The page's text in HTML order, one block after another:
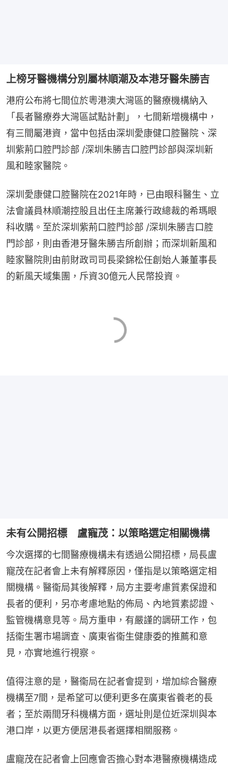
上榜牙醫機構分別屬林順潮及本港牙醫朱勝吉
港府公布將七間位於粵港澳大灣區的醫療機構納入
「長者醫療券大灣區試點計劃」，七間新增機構中，
有三間屬港資，當中包括由深圳愛康健口腔醫院、深
圳紫荊口腔門診部 /深圳朱勝吉口腔門診部與深圳新
風和睦家醫院。
深圳愛康健口腔醫院在2021年時，已由眼科醫生、立
法會議員林順潮控股且出任主席兼行政總裁的希瑪眼
科收購。至於深圳紫荊口腔門診部 /深圳朱勝吉口腔
門診部，則由香港牙醫朱勝吉所創辦；而深圳新風和
睦家醫院則由前財政司司長梁錦松任創始人兼董事長
的新風天域集團，斥資30億元人民幣投資。
未有公開招標 盧寵茂：以策略選定相關機構
今次選擇的七間醫療機構未有透過公開招標，局長盧
寵茂在記者會上未有解釋原因，僅指是以策略選定相
關機構。醫衞局其後解釋，局方主要考慮質素保證和
長者的便利，另亦考慮地點的佈局、內地質素認證、
監管機構意見等。局方重申，有嚴謹的調研工作，包
括衞生署市場調查、廣東省衞生健康委的推薦和意
見，亦實地進行視察。
值得注意的是，醫衞局在記者會提到，增加綜合醫療
機構至7間，是希望可以便利更多在廣東省養老的長
者；至於兩間牙科機構方面，選址則是位近深圳與本
港口岸，以更方便居港長者選擇相關服務。
盧寵茂在記者會上回應會否擔心對本港醫療機構造成